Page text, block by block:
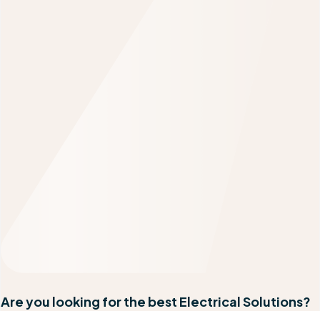
Are you looking for the best Electrical Solutions?